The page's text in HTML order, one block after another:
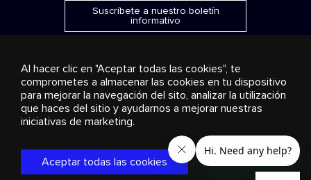
Suscríbete a nuestro boletín
informativo
Publicidad Transmisión y distribución
Productos de
consumo
Soluciones empresariales Radio
Sobre
nosotros
© 2018-2025 Stingray Group Inc. Todos los derechos
reservados. STINGRAY®, STINGRAY® MUSIC y otras marcas y
logos son marcas comerciales de Stingray Group en Canadá,
Al hacer clic en "Aceptar todas las cookies", te
comprometes a almacenar las cookies en tu dispositivo
para mejorar la navegación del sito, analizar la utilización
que haces del sitio y ayudarnos a mejorar nuestras
iniciativas de marketing.
Aceptar todas las cookies